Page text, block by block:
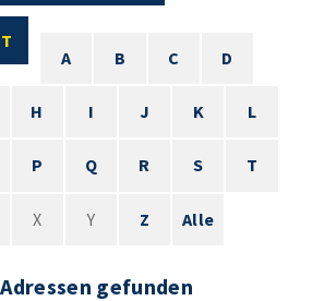
A
B C D
H I J K L
P Q R S T
X Y Z Alle
gefunden